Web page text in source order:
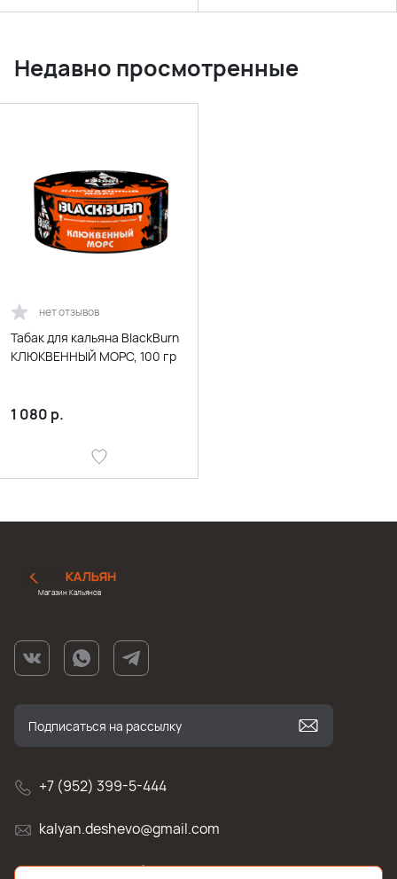
Недавно просмотренные
нет отзывов
Табак для кальяна BlackBurn
КЛЮКВЕННЫЙ МОРС, 100 гр
1 080 р.
Магазин Кальянов
+7 (952) 399-5-444
kalyan.deshevo@gmail.com
г. Санкт-Петербург, улица Белы Куна , д.2к1